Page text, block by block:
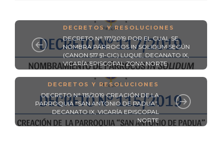
DECRETOS Y RESOLUCIONES
DECRETO N° 117/2019 POR EL CUAL SE
NOMBRA PÁRROCOS IN SOLIDUM SEGÚN
(CANON 517 §1-CIC) LUQUE, DECANATO IX,
VICARÍA EPISCOPAL ZONA NORTE
DECRETOS Y RESOLUCIONES
DECRETO N° 115/2019 CREACIÓN DE LA
PARROQUIA “SAN ANTONIO DE PADUA”,
DECANATO IX, VICARÍA EPISCOPAL
NORTE